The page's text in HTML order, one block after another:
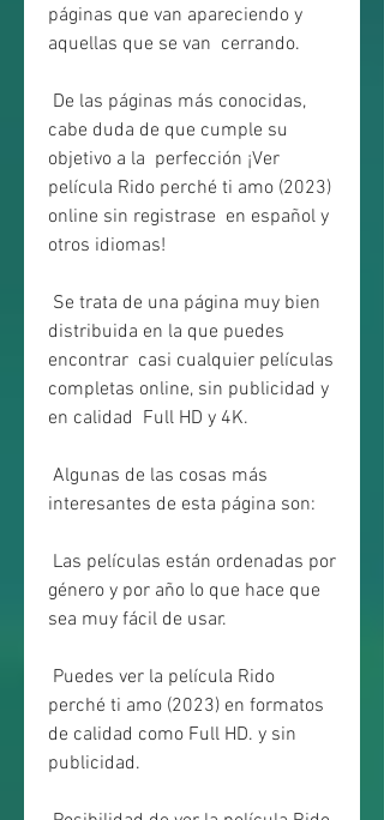
páginas que van apareciendo y
aquellas que se van  cerrando.
cabe duda de que cumple su
objetivo a la  perfección ¡Ver
película Rido perché ti amo (2023)
online sin registrase  en español y
otros idiomas!
distribuida en la que puedes
encontrar  casi cualquier películas
completas online, sin publicidad y
en calidad  Full HD y 4K.
interesantes de esta página son:
género y por año lo que hace que
sea muy fácil de usar.
perché ti amo (2023) en formatos
de calidad como Full HD. y sin
publicidad.